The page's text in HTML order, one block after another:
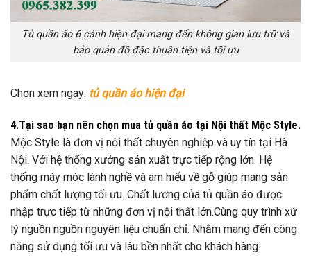
Tủ quần áo 6 cánh hiện đại mang đến không gian lưu trữ và
bảo quản đồ đặc thuận tiện và tối ưu
Chọn xem ngay: tủ quần áo hiện đại
4.Tại sao bạn nên chọn mua tủ quần áo tại Nội thất Mộc Style.
Mộc Style là đơn vị nội thất chuyên nghiệp và uy tín tại Hà
Nội. Với hệ thống xưởng sản xuất trực tiếp rộng lớn. Hệ
thống máy móc lành nghề và am hiểu về gỗ giúp mang sản
phẩm chất lượng tối ưu. Chất lượng của tủ quần áo được
nhập trực tiếp từ những đơn vị nội thất lớn.Cùng quy trình xử
lý nguồn nguồn nguyên liệu chuẩn chỉ. Nhằm mang đến công
năng sử dụng tối ưu và lâu bền nhất cho khách hàng.